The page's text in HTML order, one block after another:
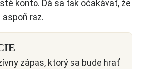
konto. Dá sa tak očakávať, že
raz.
zápas, ktorý sa bude hrať